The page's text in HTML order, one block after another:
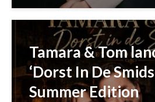
Tamara & Tom
‘Dorst In De
Summer Edition